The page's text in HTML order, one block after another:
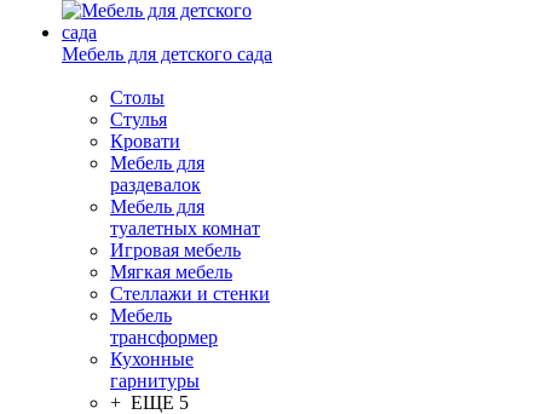
Мебель для детского сада
Столы
Cтулья
Кровати
Мебель для
раздевалок
Мебель для
туалетных комнат
Игровая мебель
Мягкая мебель
Стеллажи и стенки
Мебель
трансформер
Кухонные
гарнитуры
+ ЕЩЕ 5